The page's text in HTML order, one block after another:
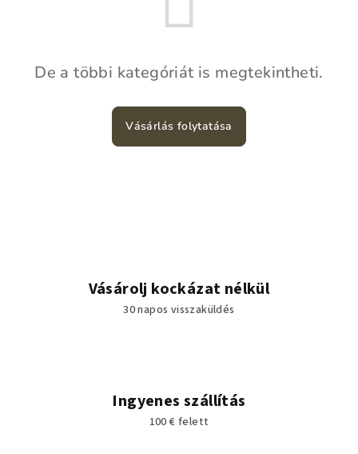
De a többi kategóriát is megtekintheti.
Vásárlás folytatása
Vásárolj kockázat nélkül
30 napos visszaküldés
Ingyenes szállítás
100 € felett